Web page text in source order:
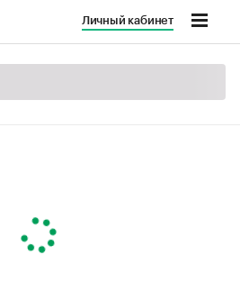
Личный кабинет